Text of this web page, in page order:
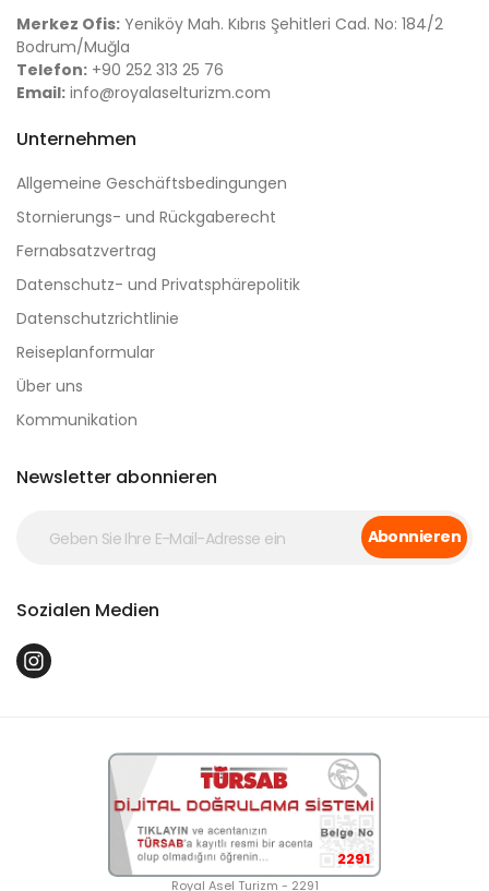
Merkez Ofis: Yeniköy Mah. Kıbrıs Şehitleri Cad. No: 184/2
Bodrum/Muğla
Telefon: +90 252 313 25 76
Email: info@royalaselturizm.com
Unternehmen
Allgemeine Geschäftsbedingungen
Stornierungs- und Rückgaberecht
Fernabsatzvertrag
Datenschutz- und Privatsphärepolitik
Datenschutzrichtlinie
Reiseplanformular
Über uns
Kommunikation
Newsletter abonnieren
Abonnieren
Sozialen Medien
2291
Royal Asel Turizm - 2291